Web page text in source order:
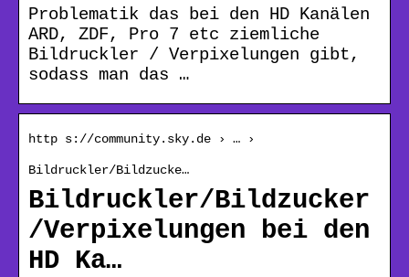
Problematik das bei den HD Kanälen
ARD, ZDF, Pro 7 etc ziemliche
Bildruckler / Verpixelungen gibt,
sodass man das …
http s://community.sky.de › … ›
Bildruckler/Bildzucke…
Bildruckler/Bildzucker
/Verpixelungen bei den
HD Ka…